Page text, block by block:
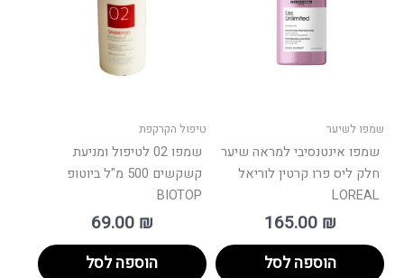
שמפו לשיער
שמפו אינטנסיבי למראה שיער
חלק ליס פרו קרטין לוריאל
LOREAL
165.00 ₪
הוספה לסל
טיפול הקרקפת
שמפו 02 לטיפול ומניעת
קשקשים 500 מ"ל ביוטופ
BIOTOP
69.00 ₪
הוספה לסל